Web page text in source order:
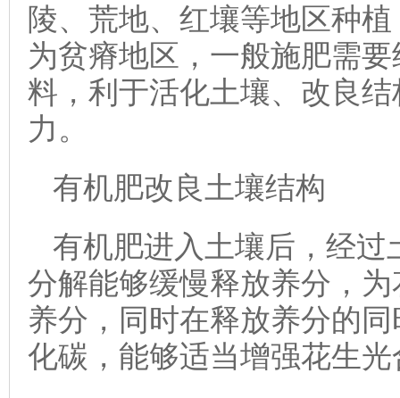
陵、荒地、红壤等地区种
为贫瘠地区，一般施肥需
料，利于活化土壤、改良
力。
有机肥改良土壤结构
有机肥进入土壤后，经过
分解能够缓慢释放养分，
养分，同时在释放养分的
化碳，能够适当增强花生